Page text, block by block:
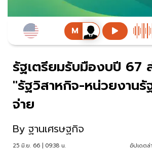
รัฐเตรียมรับมืองบปี 67
"รัฐวิสาหกิจ-หน่วยงานรั
จ่าย
By ฐานเศรษฐกิจ
25 มิ.ย. 66 | 09:38 น. อัปเดตล่